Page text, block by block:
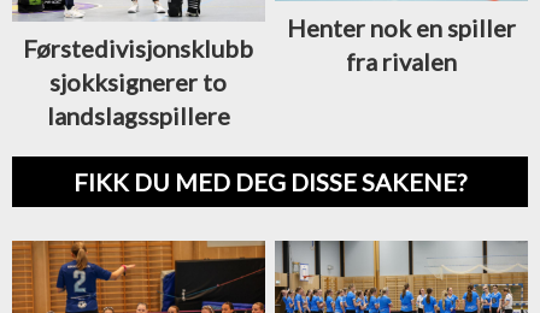
Førstedivisjonsklubb
sjokksignerer to
landslagsspillere
Henter nok en spiller
fra rivalen
FIKK DU MED DEG DISSE SAKENE?